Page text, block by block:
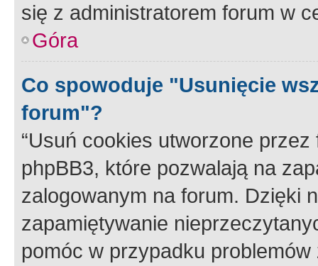
się z administratorem forum w
Góra
Co spowoduje "Usunięcie
forum"?
“Usuń cookies utworzone
phpBB3, które pozwalają na
zalogowanym na forum. Dzięki
zapamiętywanie
pomóc w przypadku